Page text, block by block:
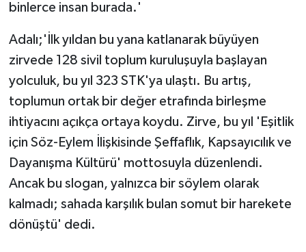
binlerce insan burada.'
Adalı;'İlk yıldan bu yana katlanarak büyüyen
zirvede 128 sivil toplum kuruluşuyla başlayan
yolculuk, bu yıl 323 STK'ya ulaştı. Bu artış,
toplumun ortak bir değer etrafında birleşme
ihtiyacını açıkça ortaya koydu. Zirve, bu yıl 'Eşitlik
için Söz-Eylem İlişkisinde Şeffaflık, Kapsayıcılık ve
Dayanışma Kültürü' mottosuyla düzenlendi.
Ancak bu slogan, yalnızca bir söylem olarak
kalmadı; sahada karşılık bulan somut bir harekete
dönüştü' dedi.